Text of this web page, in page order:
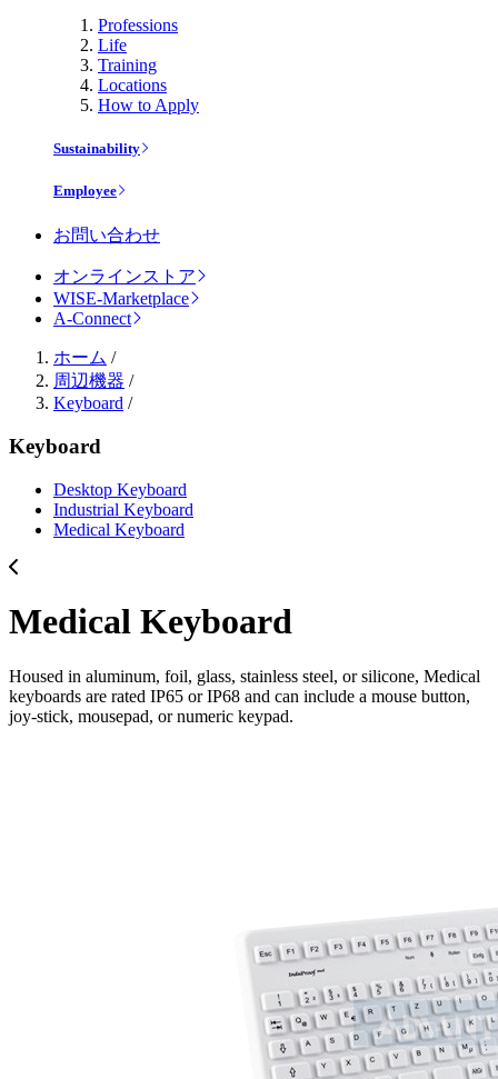
Professions
Life
Training
Locations
How to Apply
Sustainability
Employee
お問い合わせ
オンラインストア
WISE-Marketplace
A-Connect
ホーム /
周辺機器 /
Keyboard /
Keyboard
Desktop Keyboard
Industrial Keyboard
Medical Keyboard
Medical Keyboard
Housed in aluminum, foil, glass, stainless steel, or silicone, Medical
keyboards are rated IP65 or IP68 and can include a mouse button,
joy-stick, mousepad, or numeric keypad.